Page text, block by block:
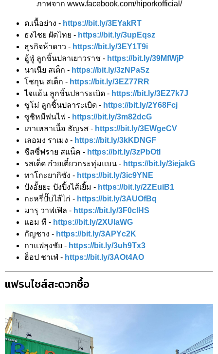
ภาพจาก www.facebook.com/hiporkofficial/
ต.เนื้อย่าง - https://bit.ly/3EYakRT
ธงไชย ผัดไทย - https://bit.ly/3upEqsz
ธุรกิจห้าดาว - https://bit.ly/3EY1T9i
อู้ฟู่ ลูกชิ้นปลาเยาวราช - https://bit.ly/39MfWjP
นาเนีย สเต็ก - https://bit.ly/3zNPaSz
โชกุน สเต็ก - https://bit.ly/3EZ77RR
ไจแอ้น ลูกชิ้นปลาระเบิด - https://bit.ly/3EZ7k7J
ซูโม่ ลูกชิ้นปลาระเบิด - https://bit.ly/2Y68Fcj
ซูชิหมีพ่นไฟ - https://bit.ly/3m82dcG
เกาเหลาเนื้อ ธัญรส - https://bit.ly/3EWgeCV
เลอมง ราเมง - https://bit.ly/3kKDNGF
ชีสซี่ฟราย สแน็ค - https://bit.ly/3zPbOtI
รสเด็ด ก๋วยเตี๋ยวกระทุ่มแบน - https://bit.ly/3iejakG
ทาโกะยากิซัง - https://bit.ly/3ic9YNE
ปังอั้ยยะ ปังปิ้งไส้เยิ้ม - https://bit.ly/2ZEuiB1
กะหรี่ปั๊บไส้ไก่ - https://bit.ly/3AUOfBq
มารุ วาฟเฟิล - https://bit.ly/3F0cIHS
แอม ที - https://bit.ly/2XUIaWG
กัญชาง - https://bit.ly/3APYc2K
กาแฟลุงชัย - https://bit.ly/3uh9Tx3
ฮ็อป ชาเฟ่ - https://bit.ly/3AOt4AO
แฟรนไชส์สะดวกซื้อ